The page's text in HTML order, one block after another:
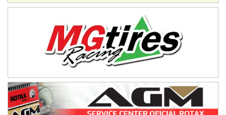
Villaguay (Entre Ríos)
VICTORIENSE - F7
El Cerro (Tierra)
Victoria (Entre Ríos)
PATAGONICO - F6
Gral. E. Godoy (Río Negro)
CSK - F7
Juventud Unida (Tierra)